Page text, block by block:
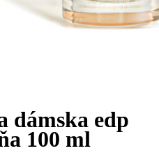
dámska edp
100 ml